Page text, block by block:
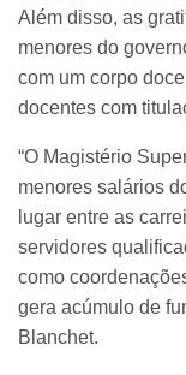
Além disso, as
menores do
com um corpo
docentes com
“O Magistério
menores salários
lugar entre as
servidores
como
gera acúmulo de
Blanchet.